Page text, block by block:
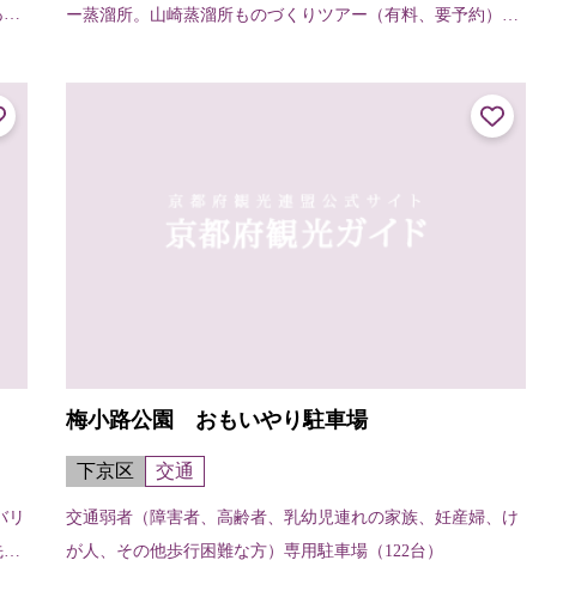
ー蒸溜所。山崎蒸溜所ものづくりツアー（有料、要予約）で
イスキー原酒のテイスティン...
リ
梅小路公園 おもいやり駐車場
下京区 交通
交通弱者（障害者、高齢者、乳幼児連れの家族、妊産婦、け
が人、その他歩行困難な方）専用駐車場（122台）